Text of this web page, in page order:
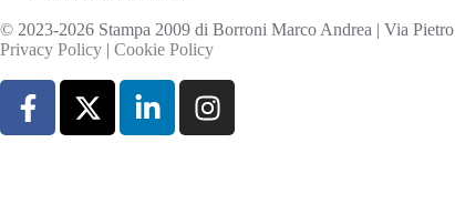
© 2023-2026 Stampa 2009 di Borroni Marco Andrea | Via
Privacy Policy | Cookie Policy